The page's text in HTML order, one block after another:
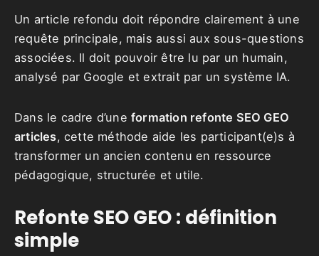
Un article refondu doit répondre clairement à une
requête principale, mais aussi aux sous-questions
associées. Il doit pouvoir être lu par un humain,
analysé par Google et extrait par un système IA.
Dans le cadre d’une formation refonte SEO GEO
articles, cette méthode aide les participant(e)s à
transformer un ancien contenu en ressource
pédagogique, structurée et utile.
Refonte SEO GEO : définition
simple